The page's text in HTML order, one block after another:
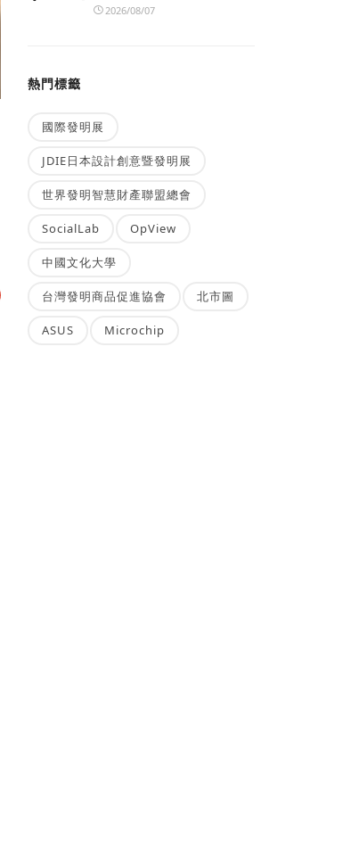
2026/08/07
熱門標籤
國際發明展
JDIE日本設計創意暨發明展
世界發明智慧財產聯盟總會
SocialLab OpView
中國文化大學
台灣發明商品促進協會 北市圖
ASUS Microchip